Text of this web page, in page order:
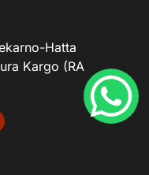
Hatta
Kargo (RA